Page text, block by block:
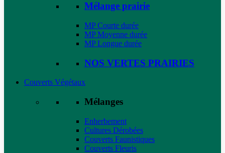
Mélange prairie
MP Courte durée
MP Moyenne durée
MP Longue durée
NOS VERTES PRAIRIES
Couverts Végétaux
Mélanges
Enherbement
Cultures Dérobées
Couverts Faunistiques
Couverts Fleuris